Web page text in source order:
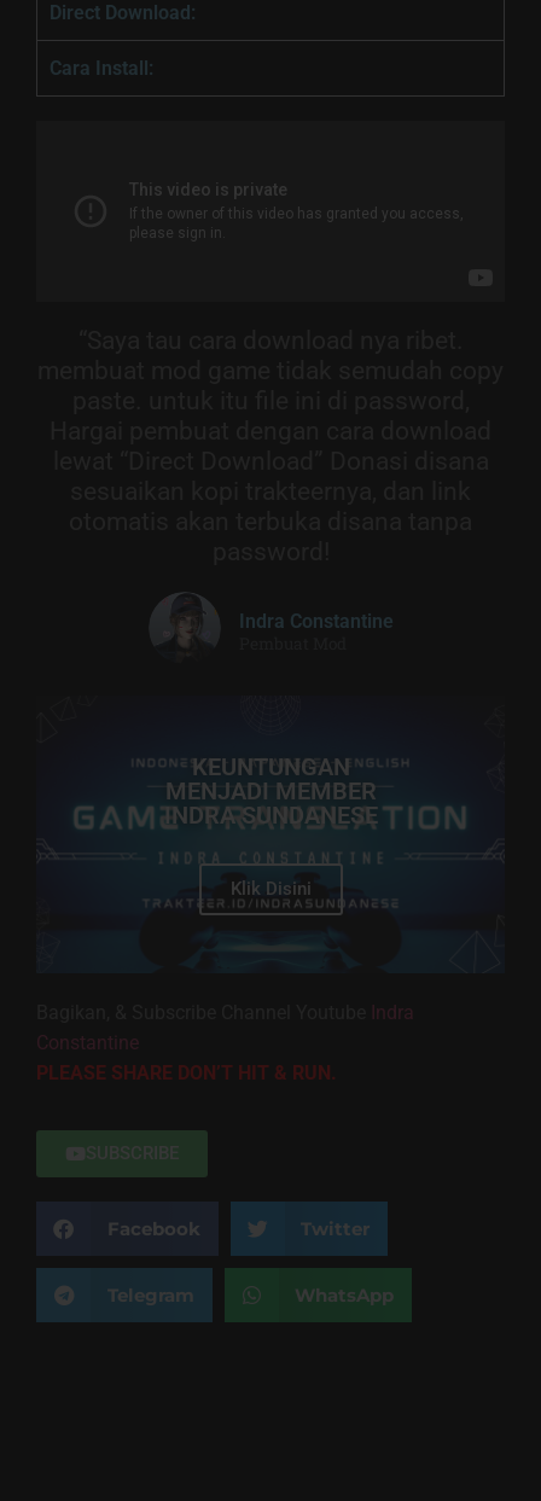
Direct Download:
Cara Install:
Indra Constantine
KEUNTUNGAN
MENJADI MEMBER
INDRA SUNDANESE
Klik Disini
Indra
Constantine
PLEASE SHARE DON’T HIT & RUN.
SUBSCRIBE
Facebook Twitter
Telegram WhatsApp